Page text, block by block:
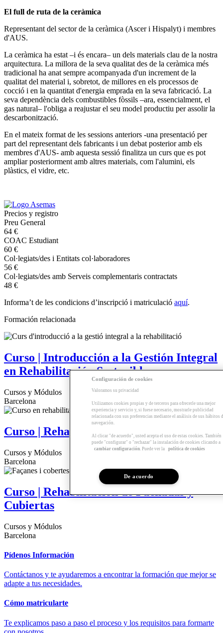
El full de ruta de la ceràmica
Representant del sector de la ceràmica (Ascer i Hispalyt) i membres
d'AUS.
La ceràmica ha estat –i és encara– un dels materials clau de la nostra
arquitectura. La millora de la seva qualitat des de la ceràmica més
tradicional ha anat sempre acompanyada d'un increment de la
qualitat del material i, sobretot, de millores en els processos de
cocció i en la quantitat d'energia emprada en la seva fabricació. La
seva dependència dels combustibles fòssils –ara, essencialment, el
gas natural– l'obliga a reajustar el seu model productiu per assolir la
descarbonització.
En el mateix format de les sessions anteriors -una presentació per
part del representant dels fabricants i un debat posterior amb els
membres d'AUS- amb aquesta sessió finalitza un curs que es pot
ampliar posteriorment amb altres materials, com l'alumini, els
plàstics, el vidre, etc.
Precios y registro
Preu General
64 €
COAC Estudiant
60 €
Col·legiats/des i Entitats col·laboradores
56 €
Col·legiats/des amb Serveis complementaris contractats
48 €
Informa’t de les condicions d’inscripció i matriculació aquí.
Formación relacionada
Curso | Introducción a la Gestión Integral
en Rehabilitación Sostenible
Cursos y Módulos
Barcelona
Curso | Rehabilitación de Instalaciones
Cursos y Módulos
Barcelona
Curso | Rehabilitación de Fachadas y
Cubiertas
Cursos y Módulos
Barcelona
Pídenos Información
Contáctanos y te ayudaremos a encontrar la formación que mejor se
adapte a tus necesidades.
Cómo matricularte
Te explicamos paso a paso el proceso y los requisitos para formarte
Configuración de cookies
Valoramos su privacidad
Utilizamos cookies propias y de terceros para ofrecerle una mejor
experiencia y servicio y, si fuese necesario, mostrarle publicidad
relacionada con sus preferencias mediante el análisis de sus hábitos
navegación.
Al clicar "de acuerdo", usted acepta el uso de estas cookies. También
puede "configurar" o "rechazar" la instalación de cookies clicando a
cambiar configuración. Puede ver la política de cookies
De acuerdo